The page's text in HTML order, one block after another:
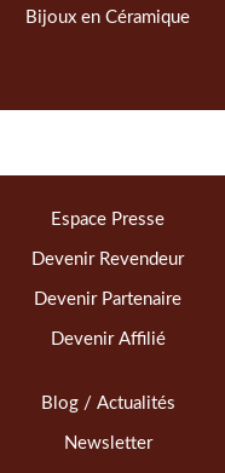
Bijoux en Céramique
Espace Presse
Devenir Revendeur
Devenir Partenaire
Devenir Affilié
Blog / Actualités
Newsletter